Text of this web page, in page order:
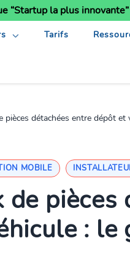
“Startup la plus
Tarifs
détachées entre dépôt et
MOBILE
pièces
: le